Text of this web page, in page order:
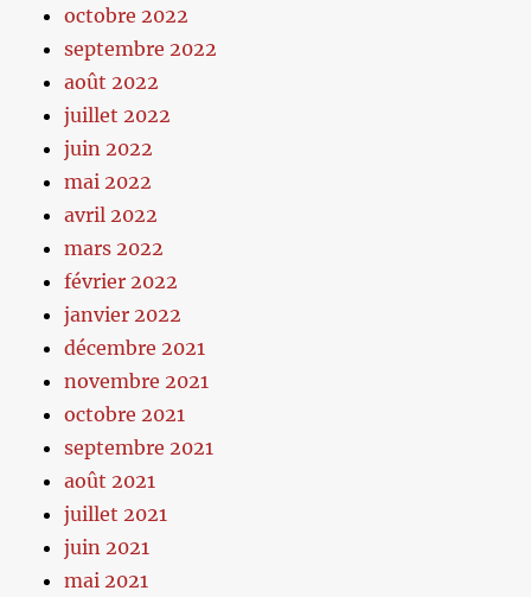
octobre 2022
septembre 2022
août 2022
juillet 2022
juin 2022
mai 2022
avril 2022
mars 2022
février 2022
janvier 2022
décembre 2021
novembre 2021
octobre 2021
septembre 2021
août 2021
juillet 2021
juin 2021
mai 2021